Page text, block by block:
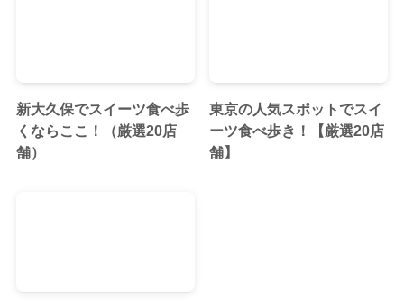
新大久保でスイーツ食べ歩
くならここ！（厳選20店
舗）
東京の人気スポットでスイ
ーツ食べ歩き！【厳選20店
舗】